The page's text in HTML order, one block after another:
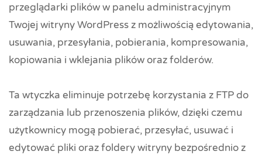
przeglądarki plików w panelu administracyjnym
Twojej witryny WordPress z możliwością edytowania,
usuwania, przesyłania, pobierania, kompresowania,
kopiowania i wklejania plików oraz folderów.
Ta wtyczka eliminuje potrzebę korzystania z FTP do
zarządzania lub przenoszenia plików, dzięki czemu
użytkownicy mogą pobierać, przesyłać, usuwać i
edytować pliki oraz foldery witryny bezpośrednio z